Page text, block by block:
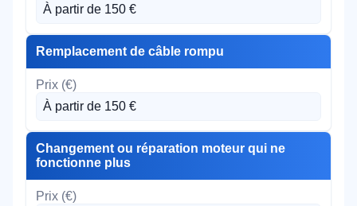
À partir de 150 €
Remplacement de câble rompu
À partir de 150 €
Changement ou réparation moteur qui ne
fonctionne plus